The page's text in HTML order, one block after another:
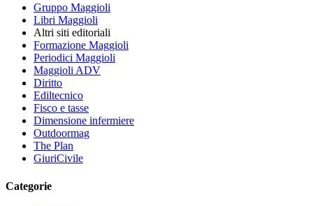
Gruppo Maggioli
Libri Maggioli
Altri siti editoriali
Formazione Maggioli
Periodici Maggioli
Maggioli ADV
Diritto
Ediltecnico
Fisco e tasse
Dimensione infermiere
Outdoormag
The Plan
GiuriCivile
Categorie